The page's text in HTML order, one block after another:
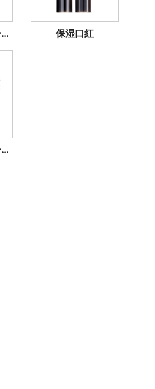
きらめきスプレーの口紅 保湿口紅
マットリップスティック